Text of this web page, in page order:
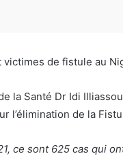
de fistule au
la Santé Dr Idi
l’élimination de la
ce sont 625 cas qui